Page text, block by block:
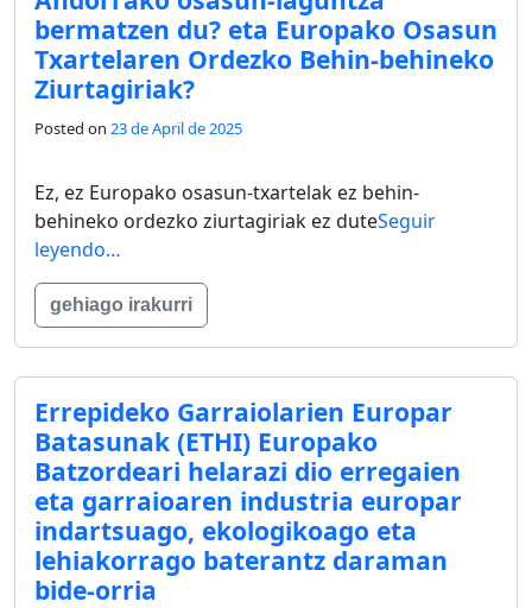
bermatzen du? eta Europako Osasun
Txartelaren Ordezko Behin-behineko
Ziurtagiriak?
Posted on 23 de April de 2025
Ez, ez Europako osasun-txartelak ez behin-
behineko ordezko ziurtagiriak ez duteSeguir
leyendo…
gehiago irakurri
Errepideko Garraiolarien Europar
Batasunak (ETHI) Europako
Batzordeari helarazi dio erregaien
eta garraioaren industria europar
indartsuago, ekologikoago eta
lehiakorrago baterantz daraman
bide-orria